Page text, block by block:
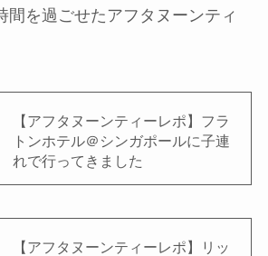
間を過ごせたアフタヌーンティ
【アフタヌーンティーレポ】フラ
トンホテル＠シンガポールに子連
れで行ってきました
【アフタヌーンティーレポ】リッ